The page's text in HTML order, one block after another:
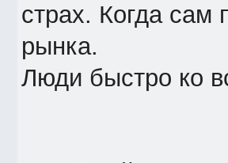
страх. Когда сам
рынка.
Люди быстро ко